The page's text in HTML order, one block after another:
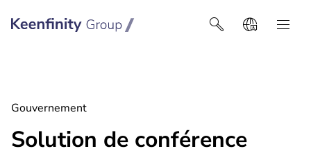
Keenfinity Group I Africa
Gouvernement
Solution de conférence